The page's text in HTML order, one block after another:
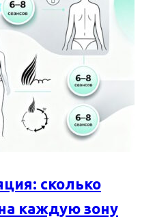
сколько
каждую зону